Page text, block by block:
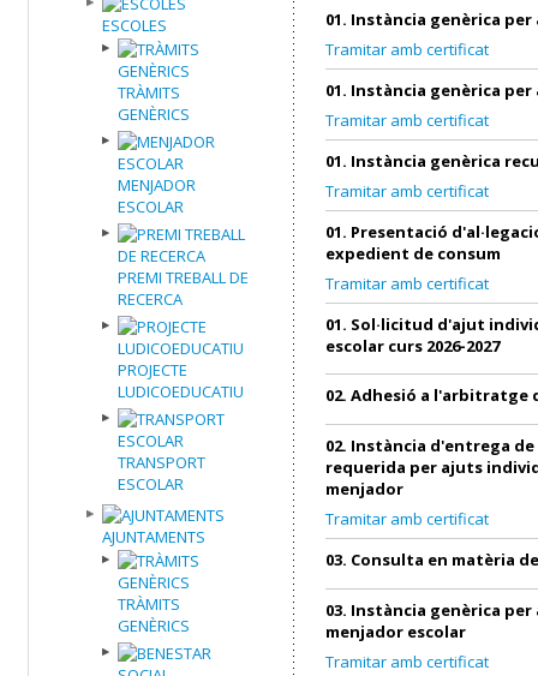
ESCOLES
TRÀMITS
GENÈRICS
MENJADOR
ESCOLAR
PREMI TREBALL DE
RECERCA
PROJECTE
LUDICOEDUCATIU
TRANSPORT
ESCOLAR
AJUNTAMENTS
TRÀMITS
GENÈRICS
01. Instància genèrica
Tramitar amb certificat
01. Instància genèrica
Tramitar amb certificat
01. Instància genèrica
Tramitar amb certificat
01. Presentació
expedient de consum
Tramitar amb certificat
01. Sol·licitud d'ajut
escolar curs 2026-2027
02. Adhesió a l'arbitratge
02. Instància d'entrega
requerida per ajuts
menjador
Tramitar amb certificat
03. Consulta en matèria
03. Instància genèrica
menjador escolar
Tramitar amb certificat